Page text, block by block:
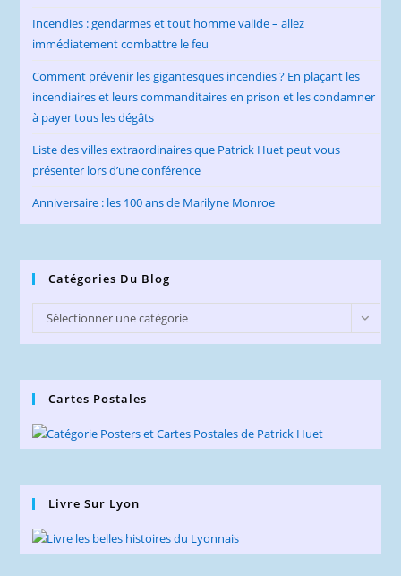
Incendies : gendarmes et tout homme valide – allez
immédiatement combattre le feu
Comment prévenir les gigantesques incendies ? En plaçant les
incendiaires et leurs commanditaires en prison et les condamner
à payer tous les dégâts
Liste des villes extraordinaires que Patrick Huet peut vous
présenter lors d’une conférence
Anniversaire : les 100 ans de Marilyne Monroe
Catégories Du Blog
Catégories
du
Sélectionner une catégorie
Cartes Postales
Livre Sur Lyon